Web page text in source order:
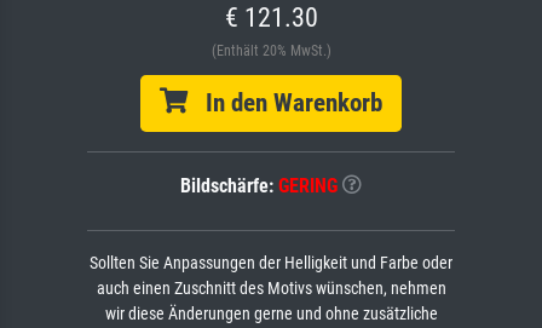
€ 121.30
(Enthält 20% MwSt.)
In den Warenkorb
Bildschärfe: GERING
Sollten Sie Anpassungen der Helligkeit und Farbe oder
auch einen Zuschnitt des Motivs wünschen, nehmen
wir diese Änderungen gerne und ohne zusätzliche